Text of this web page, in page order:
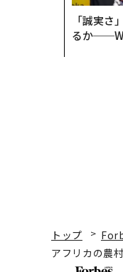
「誠実さ
るか
トップ
アフリカの農